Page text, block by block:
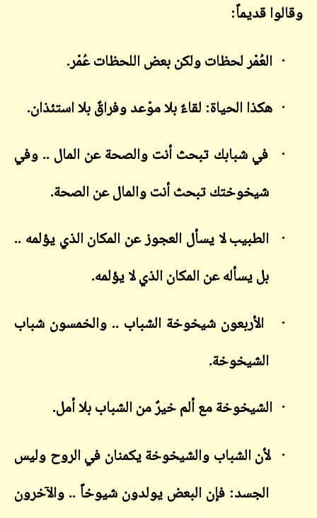
وقالوا قديماً:
· العُمْر لحظات ولكن بعض اللحظات عُمْر.
· هكذا الحياة: لقاءٌ بلا موْعد وفراقٌ بلا استئذان.
· في شبابك تبحث أنت والصحة عن المال .. وفي
شيخوختك تبحث أنت والمال عن الصحة.
· الطبيب لا يسأل العجوز عن المكان الذي يؤلمه ..
بل يسأله عن المكان الذي لا يؤلمه.
·
الأربعون شيخوخة الشباب .. والخمسون شباب
الشيخوخة.
· الشيخوخة مع ألم خيرٌ من الشباب بلا أمل.
· لأن الشباب والشيخوخة يكمنان في الروح وليس
الجسد: فإن البعض يولدون شيوخاً .. والآخرون